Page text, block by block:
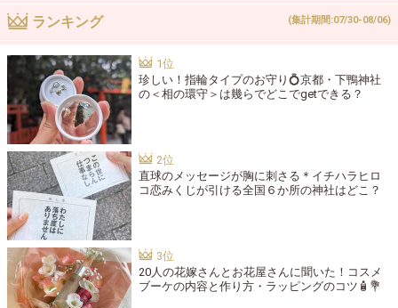
ランキング (集計期間:07/30-08/06)
珍しい！指輪タイプのお守り💍京都・下鴨神社
の＜相の環守＞は幾らでどこでgetできる？
直球のメッセージが胸に刺さる＊イチハラヒロ
コ恋みくじが引ける全国６か所の神社はどこ？
20人の花嫁さんとお花屋さんに聞いた！コスメ
ブーケの内容と作り方・ラッピングのコツ🧴💐